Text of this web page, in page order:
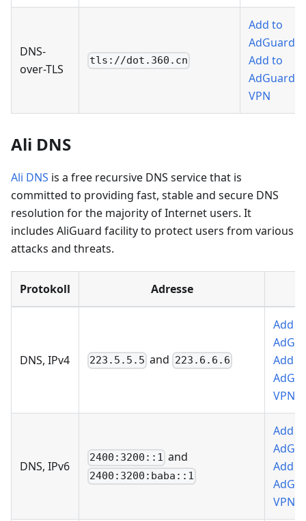
DNS-
over-TLS
tls://dot.360.cn
Add to
AdGuard
Add to
AdGuard
VPN
Ali DNS
Ali DNS is a free recursive DNS service that is
committed to providing fast, stable and secure DNS
resolution for the majority of Internet users. It
includes AliGuard facility to protect users from various
attacks and threats.
Protokoll Adresse
DNS, IPv4 223.5.5.5 and 223.6.6.6
Add
Add
VPN
DNS, IPv6
2400:3200::1 and
2400:3200:baba::1
Add
Add
VPN